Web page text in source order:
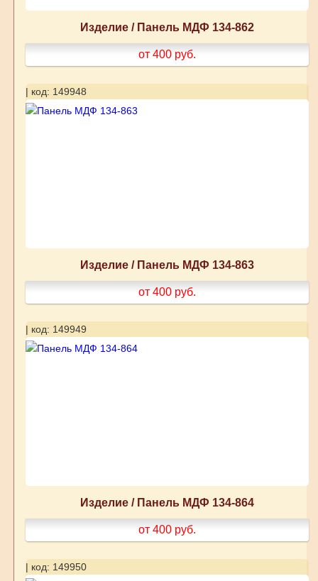
Изделие / Панель МДФ 134-862
от 400 руб.
| код: 149948
Изделие / Панель МДФ 134-863
от 400 руб.
| код: 149949
Изделие / Панель МДФ 134-864
от 400 руб.
| код: 149950